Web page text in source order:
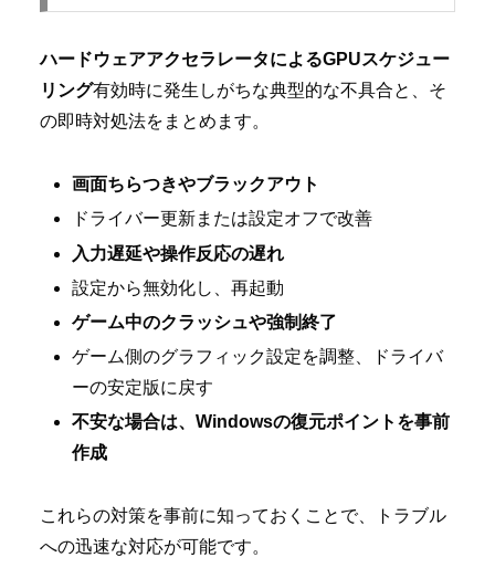
ハードウェアアクセラレータによるGPUスケジュー
リング有効時に発生しがちな典型的な不具合と、そ
の即時対処法をまとめます。
画面ちらつきやブラックアウト
ドライバー更新または設定オフで改善
入力遅延や操作反応の遅れ
設定から無効化し、再起動
ゲーム中のクラッシュや強制終了
ゲーム側のグラフィック設定を調整、ドライバ
ーの安定版に戻す
不安な場合は、Windowsの復元ポイントを事前
作成
これらの対策を事前に知っておくことで、トラブル
への迅速な対応が可能です。